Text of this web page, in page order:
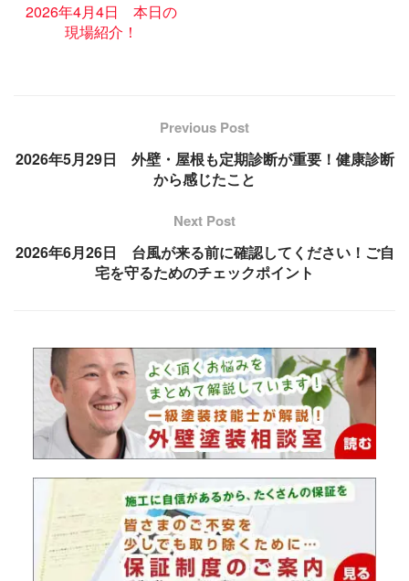
2026年4月4日 本日の
現場紹介！
Previous Post
2026年5月29日 外壁・屋根も定期診断が重要！健康診断
から感じたこと
Next Post
2026年6月26日 台風が来る前に確認してください！ご自
宅を守るためのチェックポイント